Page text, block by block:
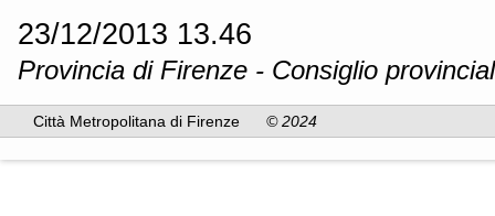
23/12/2013 13.46
Provincia di Firenze - Consiglio
Città Metropolitana di Firenze © 2024